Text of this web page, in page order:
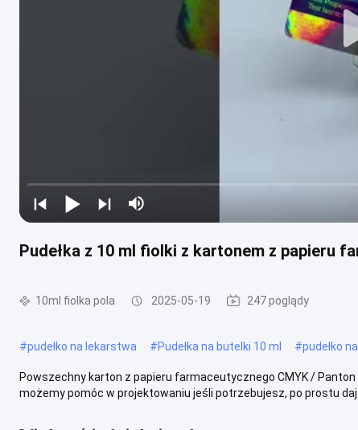
Pudełka z 10 ml fiolki z kartonem z papieru
10ml fiolka pola 2025-05-19 247 poglądy
#pudełko na lekarstwa #Pudełka na butelki 10 ml #pudełko
Powszechny karton z papieru farmaceutycznego CMYK / Panton
możemy pomóc w projektowaniu jeśli potrzebujesz, po prostu daj